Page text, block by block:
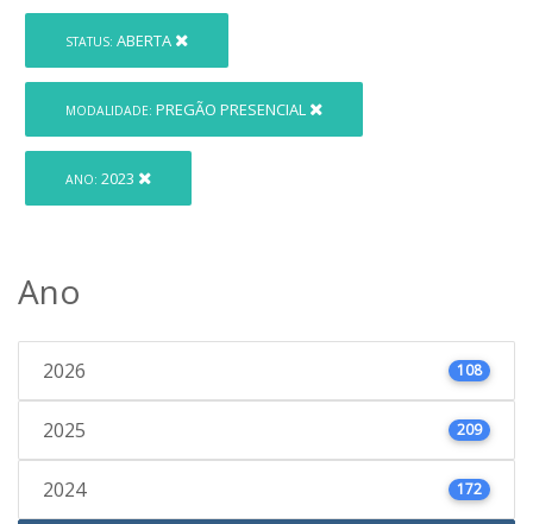
STATUS: ABERTA
MODALIDADE: PREGÃO PRESENCIAL
ANO: 2023
Ano
2026 108
2025 209
2024 172